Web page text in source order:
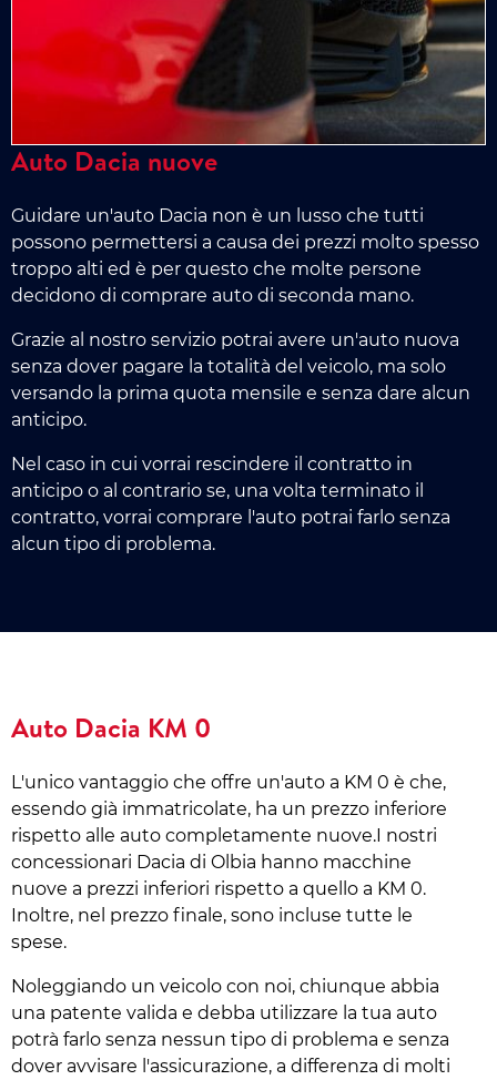
Auto Dacia nuove
Guidare un'auto Dacia non è un lusso che tutti
possono permettersi a causa dei prezzi molto spesso
troppo alti ed è per questo che molte persone
decidono di comprare auto di seconda mano.
Grazie al nostro servizio potrai avere un'auto nuova
senza dover pagare la totalità del veicolo, ma solo
versando la prima quota mensile e senza dare alcun
anticipo.
Nel caso in cui vorrai rescindere il contratto in
anticipo o al contrario se, una volta terminato il
contratto, vorrai comprare l'auto potrai farlo senza
alcun tipo di problema.
Auto Dacia KM 0
L'unico vantaggio che offre un'auto a KM 0 è che,
essendo già immatricolate, ha un prezzo inferiore
rispetto alle auto completamente nuove.I nostri
concessionari Dacia di Olbia hanno macchine
nuove a prezzi inferiori rispetto a quello a KM 0.
Inoltre, nel prezzo finale, sono incluse tutte le
spese.
Noleggiando un veicolo con noi, chiunque abbia
una patente valida e debba utilizzare la tua auto
potrà farlo senza nessun tipo di problema e senza
dover avvisare l'assicurazione, a differenza di molti